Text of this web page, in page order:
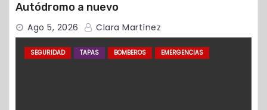
Autódromo a nuevo
Ago 5, 2026 Clara Martínez
SEGURIDAD TAPAS BOMBEROS EMERGENCIAS